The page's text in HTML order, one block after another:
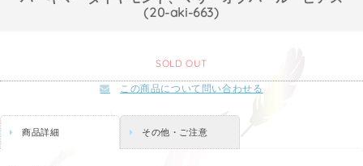
(20-aki-663)
SOLD OUT
この商品について問い合わせる
商品詳細 その他・ご注意